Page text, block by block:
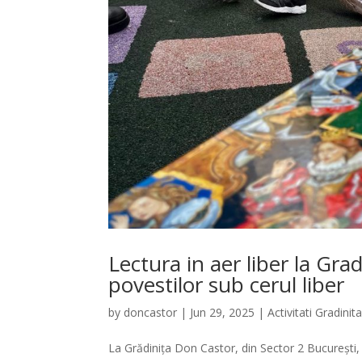
Lectura in aer liber la
povestilor sub cerul liber
by doncastor | Jun 29, 2025 |Activitati Gradinita
La Grădinița Don Castor, din Sector 2